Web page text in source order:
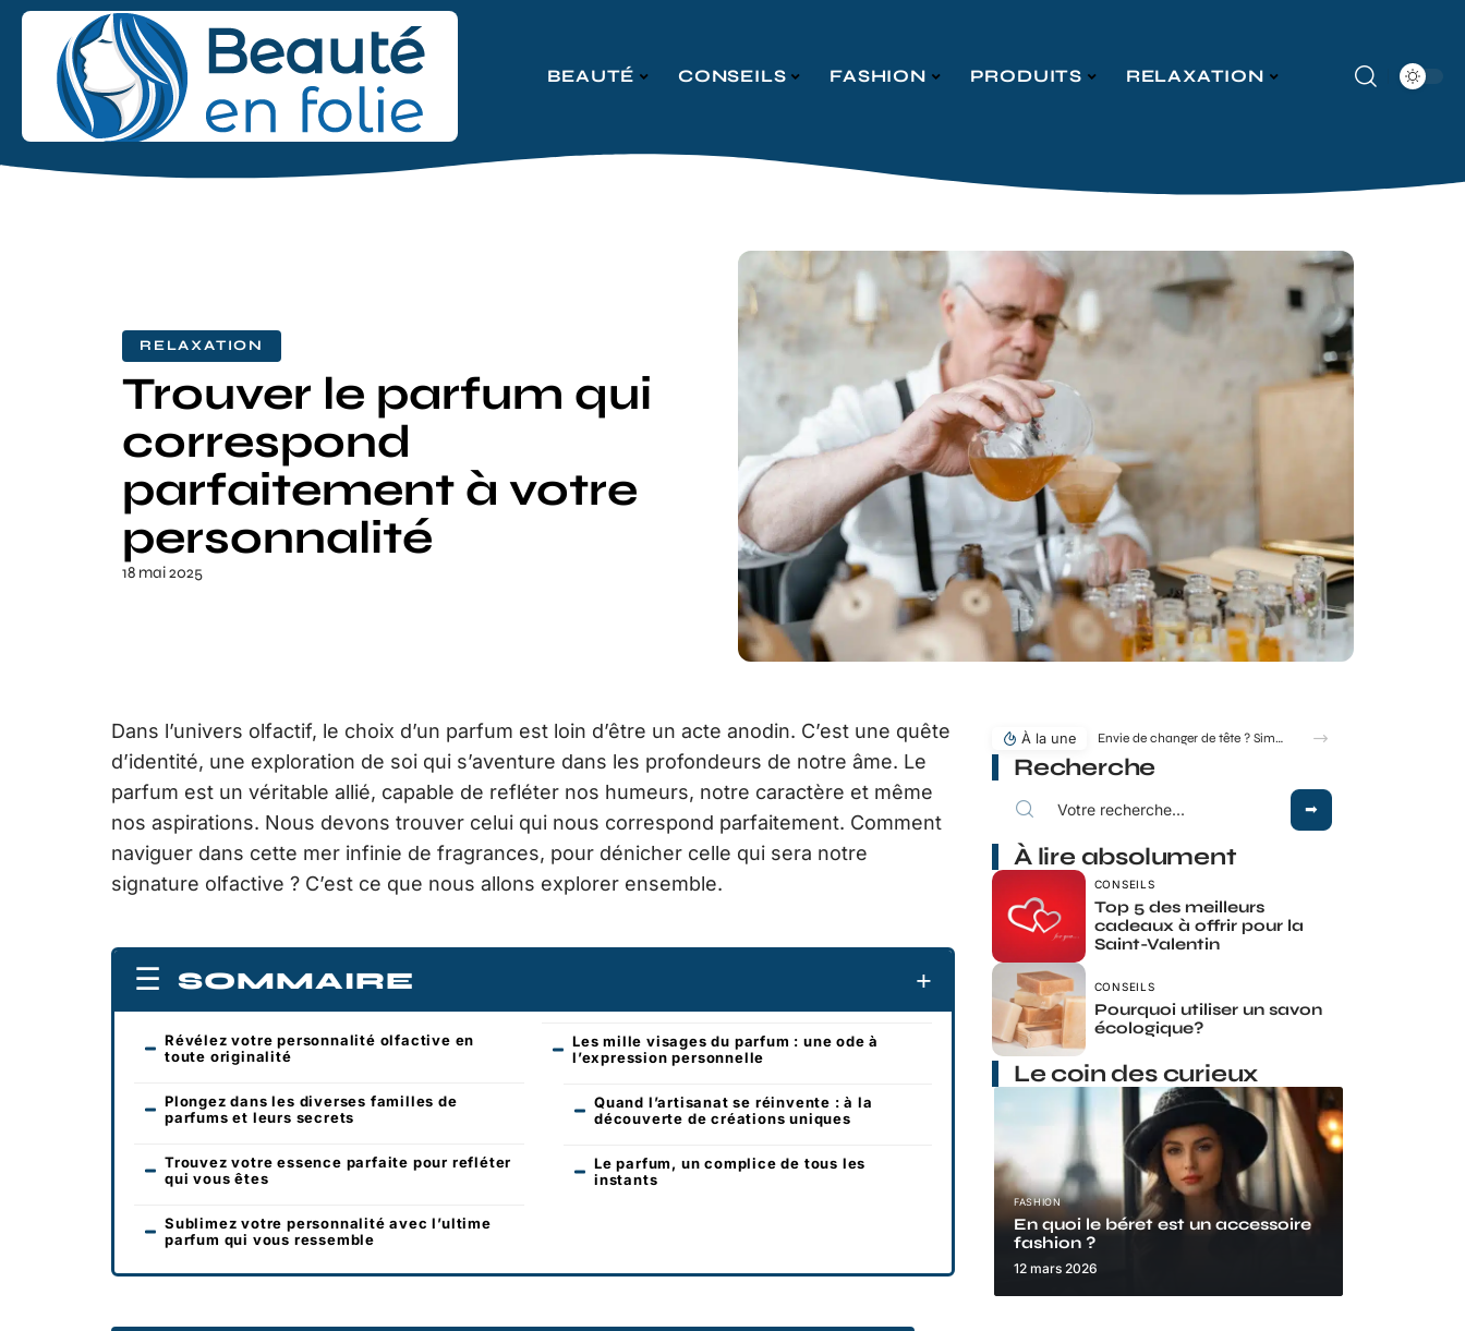
BEAUTÉ CONSEILS FASHION PRODUITS RELAXATION
RELAXATION
Trouver le parfum qui
correspond
parfaitement à votre
personnalité
18 mai 2025
Dans l’univers olfactif, le choix d’un parfum est loin d’être un acte anodin. C’est une quête
d’identité, une exploration de soi qui s’aventure dans les profondeurs de notre âme. Le
parfum est un véritable allié, capable de refléter nos humeurs, notre caractère et même
nos aspirations. Nous devons trouver celui qui nous correspond parfaitement. Comment
naviguer dans cette mer infinie de fragrances, pour dénicher celle qui sera notre
signature olfactive ? C’est ce que nous allons explorer ensemble.
SOMMAIRE
Révélez votre personnalité olfactive en
toute originalité
Plongez dans les diverses familles de
parfums et leurs secrets
Trouvez votre essence parfaite pour refléter
qui vous êtes
Sublimez votre personnalité avec l’ultime
parfum qui vous ressemble
Les mille visages du parfum : une ode à
l’expression personnelle
Quand l’artisanat se réinvente : à la
découverte de créations uniques
Le parfum, un complice de tous les
instants
À la une Envie de changer de tête ? Simulateur de coupe de cheveux gratuit en ligne
Recherche
À lire absolument
CONSEILS
Top 5 des meilleurs
cadeaux à offrir pour la
Saint-Valentin
CONSEILS
Pourquoi utiliser un savon
écologique?
Le coin des curieux
FASHION
En quoi le béret est un accessoire
fashion ?
12 mars 2026